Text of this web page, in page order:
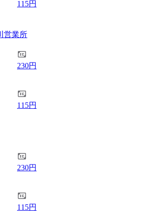
115円
営業所
230円
115円
230円
115円